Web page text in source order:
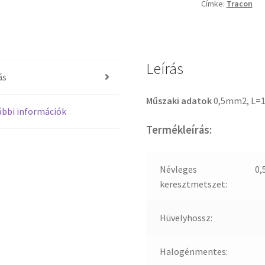
Címke: Tracon
információk
Leírás
Műszaki adatok0,5mm2,
Termékleírás:
Névleges
keresztmetszet:
Hüvelyhossz:
Halogénmentes: